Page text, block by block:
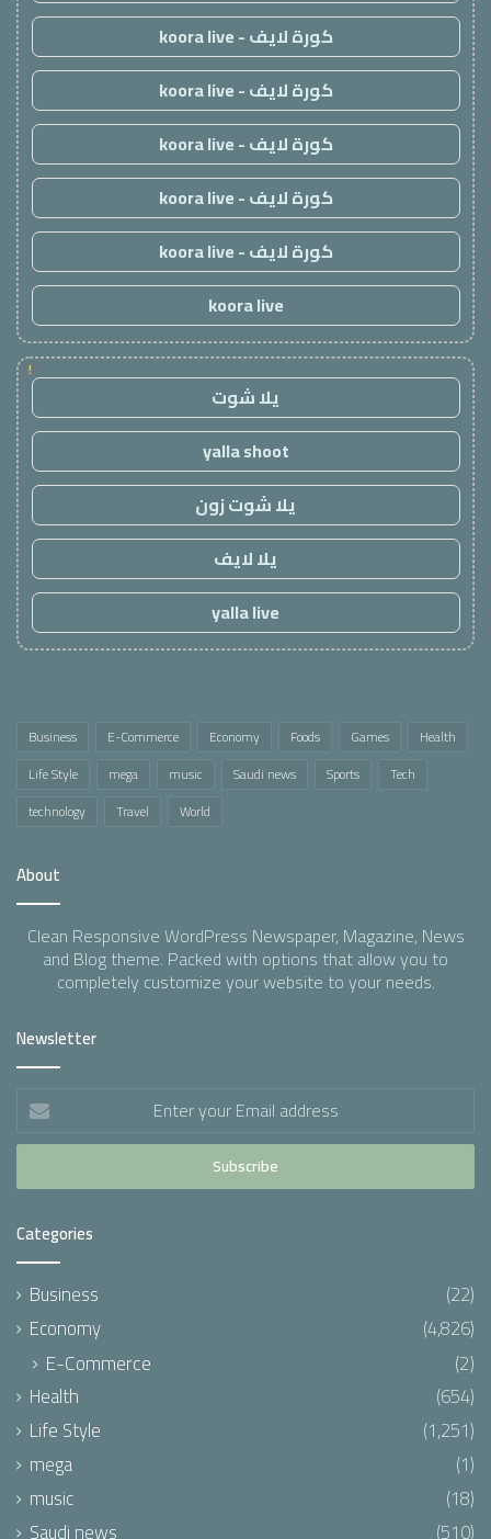
كورة لايف - koora live
كورة لايف - koora live
كورة لايف - koora live
كورة لايف - koora live
كورة لايف - koora live
koora live
!
يلا شوت
yalla shoot
يلا شوت زون
يلا لايف
yalla live
Business E-Commerce Economy Foods Games
Health
Life Style
mega music Saudi news Sports
Tech
technology
Travel World
About
Clean Responsive WordPress Newspaper, Magazine, News
and Blog theme. Packed with options that allow you to
completely customize your website to your needs.
Newsletter
Enter
your
Email
Categories
Business
(22)
Economy
(4,826)
E-Commerce (2)
Health
(654)
Life Style
(1,251)
mega
(1)
music
(18)
Saudi news
(510)